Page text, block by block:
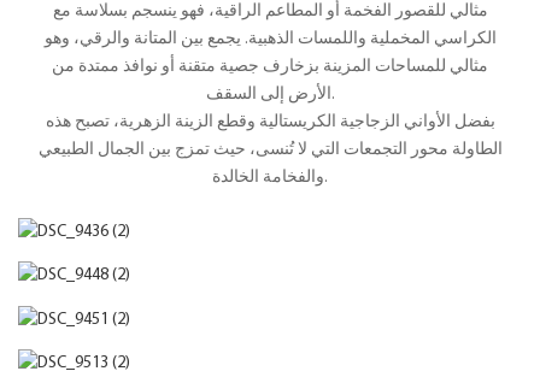
مثالي للقصور الفخمة أو المطاعم الراقية، فهو ينسجم بسلاسة مع
الكراسي المخملية واللمسات الذهبية. يجمع بين المتانة والرقي، وهو
مثالي للمساحات المزينة بزخارف جصية متقنة أو نوافذ ممتدة من
الأرض إلى السقف.
بفضل الأواني الزجاجية الكريستالية وقطع الزينة الزهرية، تصبح هذه
الطاولة محور التجمعات التي لا تُنسى، حيث تمزج بين الجمال الطبيعي
والفخامة الخالدة.